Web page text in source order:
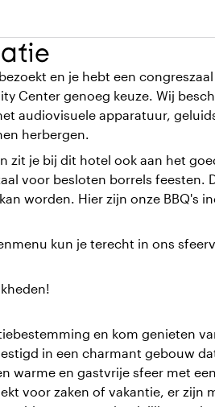
en je hebt een
Center genoeg keuze. Wij
audiovisuele apparatuur,
herbergen.
zit je bij dit hotel ook aan het
voor besloten borrels feesten.
worden. Hier zijn onze BBQ's
kun je terecht in ons
en kom genieten
in een charmant gebouw
warme en gastvrije sfeer met
voor zaken of vakantie, er zijn